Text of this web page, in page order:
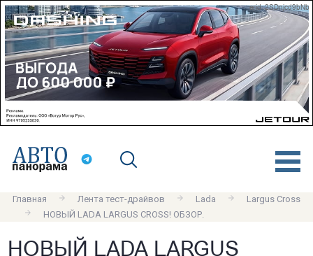
erid: 2SDnjcd9bNb
Главная Лента тест-драйвов Lada
Largus Cross
НОВЫЙ LADA LARGUS CROSS! ОБЗОР.
НОВЫЙ LADA LARGUS